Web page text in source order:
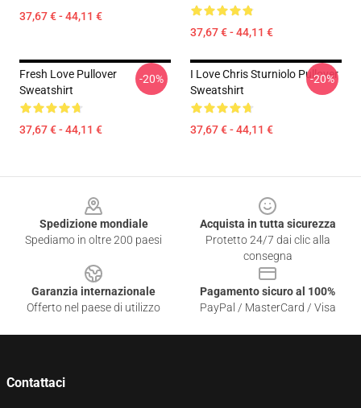
37,67 € - 44,11 €
37,67 € - 44,11 €
Fresh Love Pullover
Sweatshirt
37,67 € - 44,11 €
-20%
I Love Chris Sturniolo Pullover
Sweatshirt
37,67 € - 44,11 €
-20%
Spedizione mondiale
Spediamo in oltre 200 paesi
Acquista in tutta sicurezza
Protetto 24/7 dai clic alla
consegna
Garanzia internazionale
Offerto nel paese di utilizzo
Pagamento sicuro al 100%
PayPal / MasterCard / Visa
Contattaci